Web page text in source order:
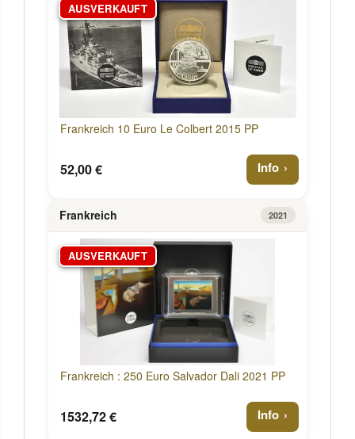
AUSVERKAUFT
Frankreich 10 Euro Le Colbert 2015 PP
52,00 € Info
Frankreich 2021
AUSVERKAUFT
Frankreich : 250 Euro Salvador Dali 2021 PP
1532,72 € Info